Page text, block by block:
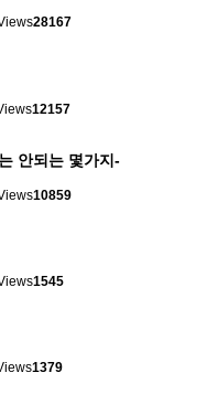
28167
12157
안되는 몇가지-
10859
1545
1379